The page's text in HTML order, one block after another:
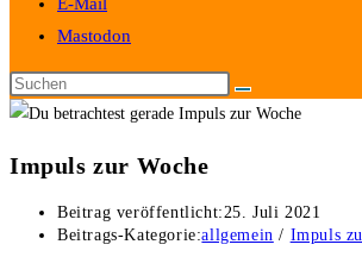
Mastodon
Impuls zur Woche
Beitrag veröffentlicht:25. Juli 2021
Beitrags-Kategorie:allgemein / Impuls